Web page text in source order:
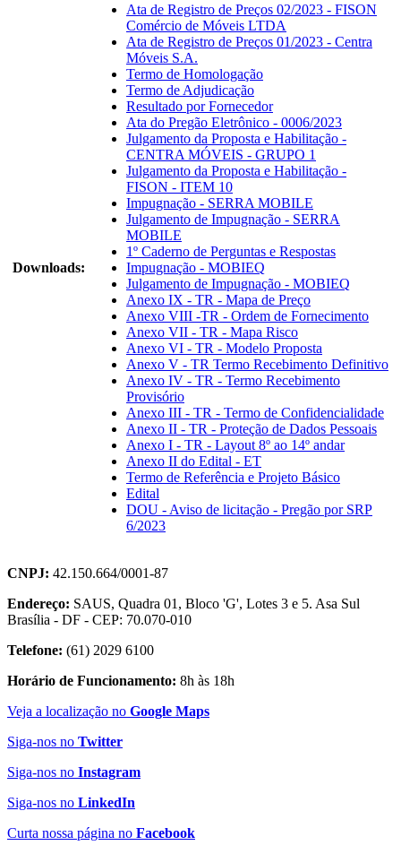
Downloads:
Ata de Registro de Preços 02/2023 - FISON
Comércio de Móveis LTDA
Ata de Registro de Preços 01/2023 - Centra
Móveis S.A.
Termo de Homologação
Termo de Adjudicação
Resultado por Fornecedor
Ata do Pregão Eletrônico - 0006/2023
Julgamento da Proposta e Habilitação -
CENTRA MÓVEIS - GRUPO 1
Julgamento da Proposta e Habilitação -
FISON - ITEM 10
Impugnação - SERRA MOBILE
Julgamento de Impugnação - SERRA
MOBILE
1º Caderno de Perguntas e Respostas
Impugnação - MOBIEQ
Julgamento de Impugnação - MOBIEQ
Anexo IX - TR - Mapa de Preço
Anexo VIII -TR - Ordem de Fornecimento
Anexo VII - TR - Mapa Risco
Anexo VI - TR - Modelo Proposta
Anexo V - TR Termo Recebimento Definitivo
Anexo IV - TR - Termo Recebimento
Provisório
Anexo III - TR - Termo de Confidencialidade
Anexo II - TR - Proteção de Dados Pessoais
Anexo I - TR - Layout 8º ao 14º andar
Anexo II do Edital - ET
Termo de Referência e Projeto Básico
Edital
DOU - Aviso de licitação - Pregão por SRP
6/2023
CNPJ: 42.150.664/0001-87
Endereço: SAUS, Quadra 01, Bloco 'G', Lotes 3 e 5. Asa Sul
Brasília - DF - CEP: 70.070-010
Telefone: (61) 2029 6100
Horário de Funcionamento: 8h às 18h
Veja a localização no Google Maps
Siga-nos no Twitter
Siga-nos no Instagram
Siga-nos no LinkedIn
Curta nossa página no Facebook